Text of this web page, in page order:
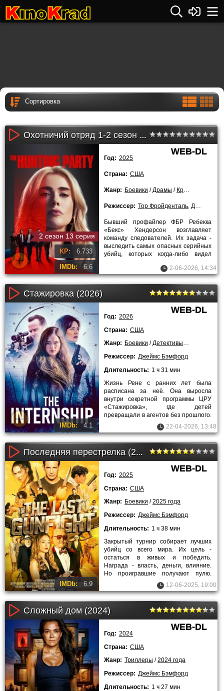
Охотничий отряд 1-2 сезон (2025)
2 сезон 13 серия
KP: 6.733
IMDb: 6.6
WEB-DL
Год: 2025
Страна: США
Жанр: Боевики /Драмы / Криминальные
Режиссер: Тор Фройденталь, Джеймс Бэмфорд
Бывший профайлер ФБР Ребекка
«Бекс» Хендерсон возглавляет
команду следователей. Их задача -
выследить самых опасных серийных
убийц, которых когда-либо видел
2-06-2026, 14:34
Стажировка (2026)
IMDb: 4.1
WEB-DL
Год: 2026
Страна: США
Жанр: Боевики /Детективы/Триллеры
Режиссер: Джеймс Бэмфорд
Длительность: 1 ч 31 мин
Жизнь Рене с ранних лет была
расписана за неё. Она выросла
внутри секретной программы ЦРУ
«Стажировка», где детей
превращали в агентов без прошлого.
Тренировки были жесткими,
испытания
22-04-2026, 13:48
Последняя перестрелка (2025)
IMDb: 6.9
WEB-DL
Год: 2025
Страна: США
Жанр: Боевики /2025 года
Режиссер: Джеймс Бэмфорд
Длительность: 1 ч 38 мин
Закрытый турнир собирает лучших
убийц со всего мира. Их цель -
остаться в живых и победить.
Награда - власть, деньги, влияние.
Но проигравшие получают пулю.
Турнир жесток, без правил и12-06-2025, 19:00
Сложный дом (2024)
WEB-DL
Год: 2024
Страна: США
Жанр: Триллеры /2024 года
Режиссер: Джеймс Бэмфорд
Длительность: 1 ч 27 мин